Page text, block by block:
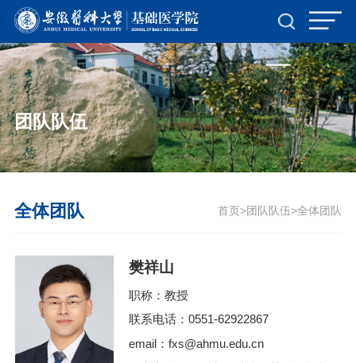
首页- yl6809永利集团中国官方网站
团队队伍
全体团队 首页>团队队伍>全体团队
樊祥山
职称：教授
联系电话：0551-62922867
email：fxs@ahmu.edu.cn